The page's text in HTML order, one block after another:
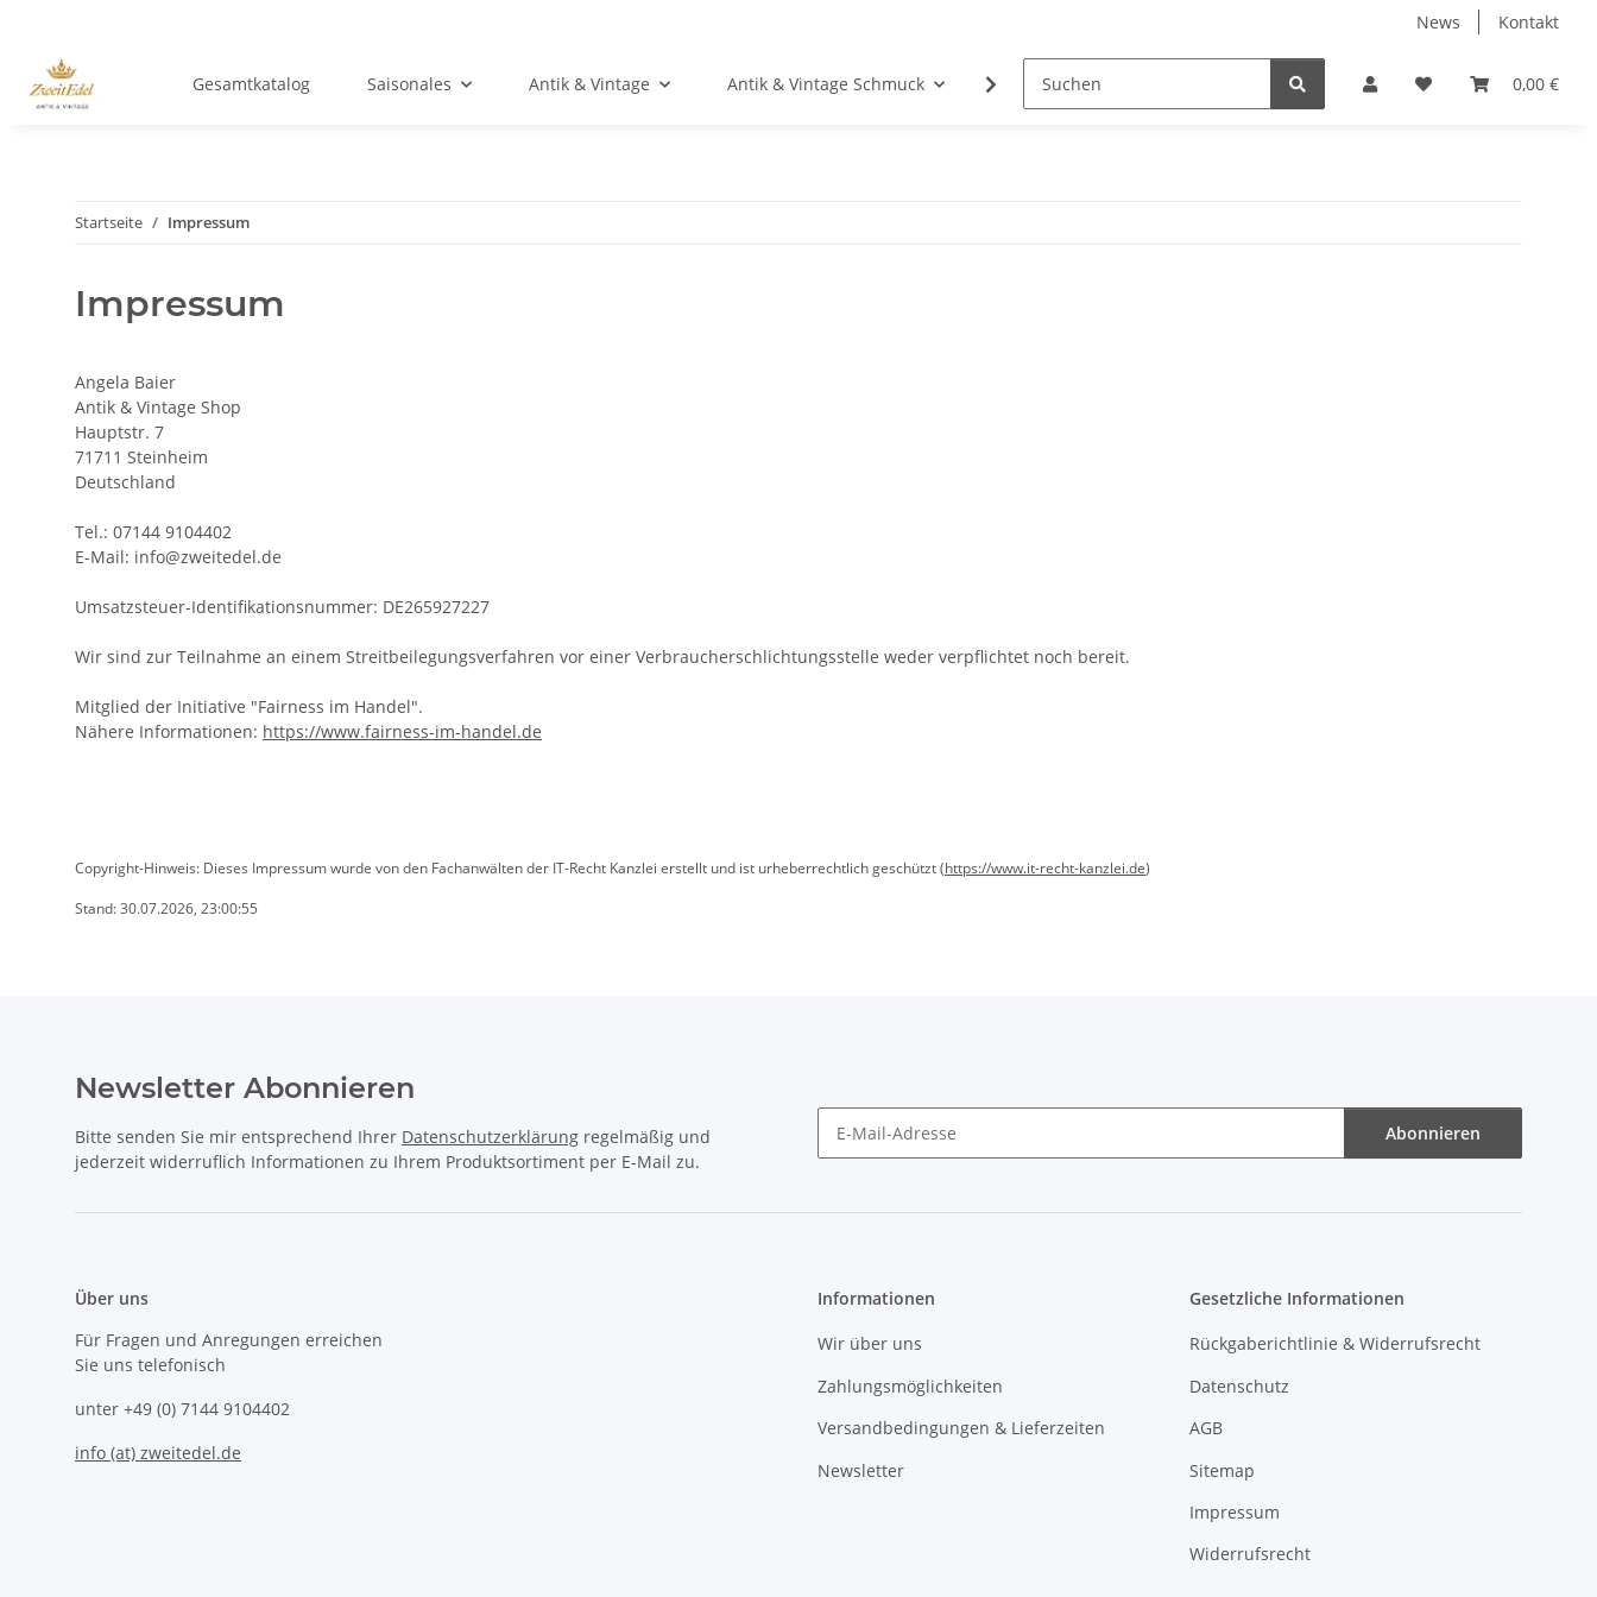
News Kontakt
0,00 €
Gesamtkatalog Saisonales Antik & Vintage Antik & Vintage Schmuck Fundgrube Neuware Schmuck
Startseite Impressum
Impressum
Angela Baier
Antik & Vintage Shop
Hauptstr. 7
71711 Steinheim
Deutschland
Tel.: 07144 9104402
E-Mail: info@zweitedel.de
Umsatzsteuer-Identifikationsnummer: DE265927227
Wir sind zur Teilnahme an einem Streitbeilegungsverfahren vor einer Verbraucherschlichtungsstelle weder verpflichtet noch bereit.
Mitglied der Initiative "Fairness im Handel".
Nähere Informationen: https://www.fairness-im-handel.de
Copyright-Hinweis: Dieses Impressum wurde von den Fachanwälten der IT-Recht Kanzlei erstellt und ist urheberrechtlich geschützt (https://www.it-recht-kanzlei.de)
Stand: 30.07.2026, 23:00:55
Newsletter Abonnieren
Bitte senden Sie mir entsprechend Ihrer Datenschutzerklärung regelmäßig und
jederzeit widerruflich Informationen zu Ihrem Produktsortiment per E-Mail zu.
Abonnieren
Über uns
Für Fragen und Anregungen erreichen
Sie uns telefonisch
unter +49 (0) 7144 9104402
info (at) zweitedel.de
Informationen
Wir über uns
Zahlungsmöglichkeiten
Versandbedingungen & Lieferzeiten
Newsletter
Gesetzliche Informationen
Rückgaberichtlinie & Widerrufsrecht
Datenschutz
AGB
Sitemap
Impressum
Widerrufsrecht